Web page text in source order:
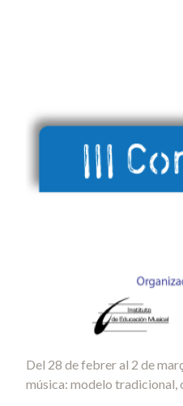
Del 28 de febrer al 2 de
música: modelo tradicional,